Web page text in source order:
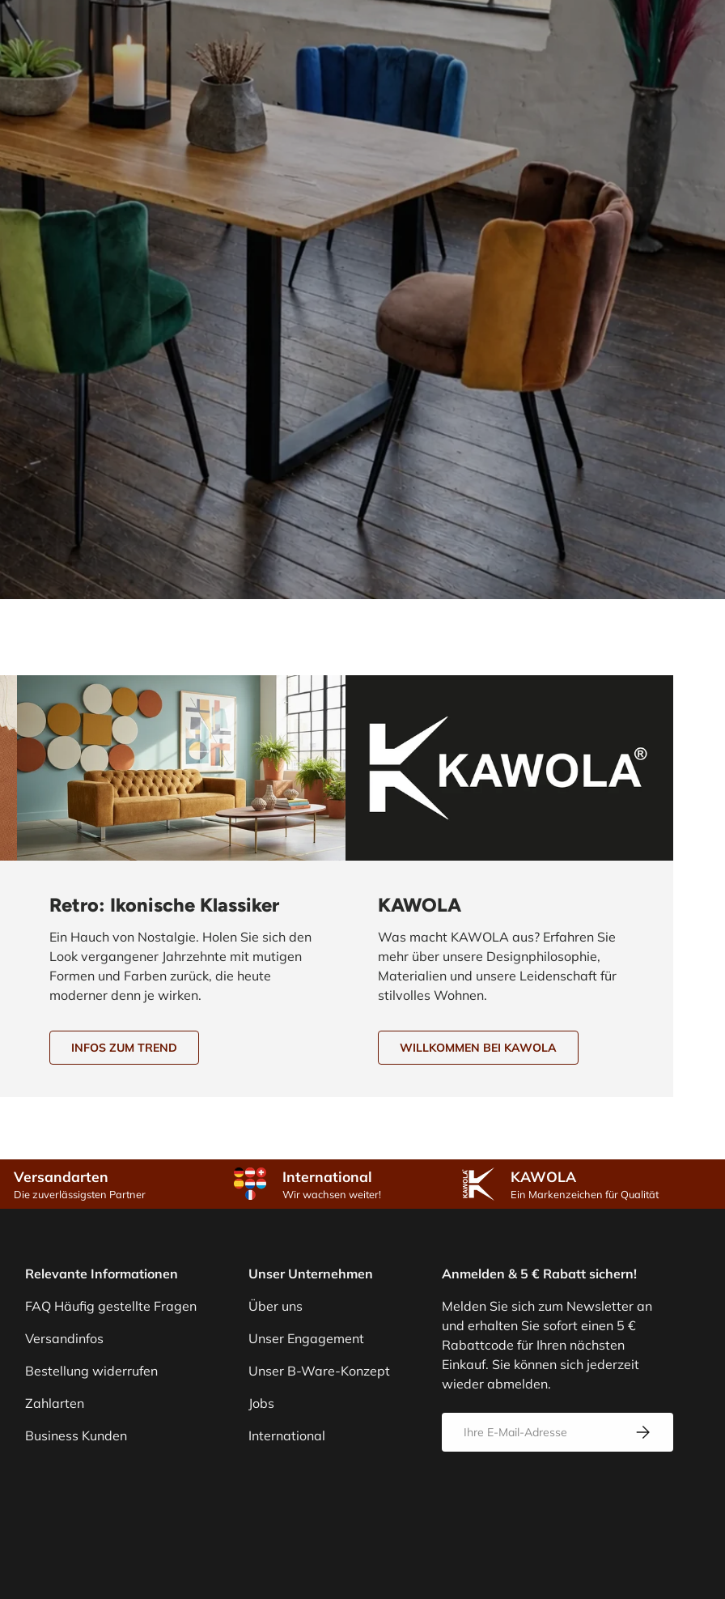
Retro: Ikonische Klassiker
Ein Hauch von Nostalgie. Holen Sie sich den
Look vergangener Jahrzehnte mit mutigen
Formen und Farben zurück, die heute
moderner denn je wirken.
INFOS ZUM TREND
KAWOLA
Was macht KAWOLA aus? Erfahren Sie
mehr über unsere Designphilosophie,
Materialien und unsere Leidenschaft für
stilvolles Wohnen.
WILLKOMMEN BEI KAWOLA
Versandarten
Die zuverlässigsten Partner
International
Wir wachsen weiter!
KAWOLA
Ein Markenzeichen für Qualität
Relevante Informationen
FAQ Häufig gestellte Fragen
Versandinfos
Bestellung widerrufen
Zahlarten
Business Kunden
Unser Unternehmen
Über uns
Unser Engagement
Unser B-Ware-Konzept
Jobs
International
Anmelden & 5 € Rabatt sichern!
Melden Sie sich zum Newsletter an
und erhalten Sie sofort einen 5 €
Rabattcode für Ihren nächsten
Einkauf. Sie können sich jederzeit
wieder abmelden.
Abonnieren